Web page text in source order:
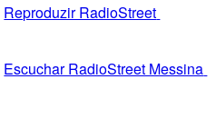
Reproduzir RadioStreet
Escuchar RadioStreet Messina